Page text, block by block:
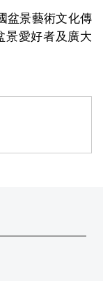
盆景藝術文化傳
景愛好者及廣大